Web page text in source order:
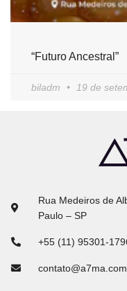
“Futuro Ancestral”
biladm 19 de
Rua Medeiros de
Paulo – SP
+55 (11) 95301-